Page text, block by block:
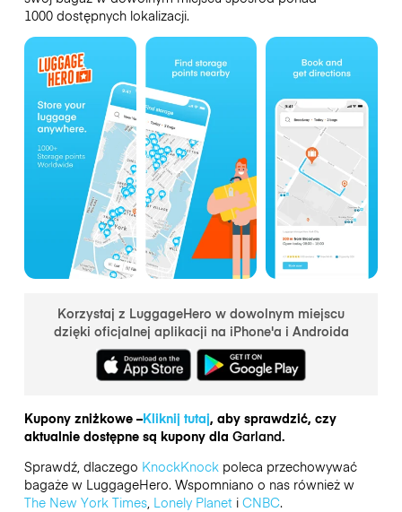
1000 dostępnych lokalizacji.
Korzystaj z LuggageHero w dowolnym miejscu
dzięki oficjalnej aplikacji na iPhone'a i Androida
Kupony zniżkowe –Kliknij tutaj, aby sprawdzić, czy
aktualnie dostępne są kupony dla Garland.
Sprawdź, dlaczego KnockKnockpoleca przechowywać
bagaże w LuggageHero. Wspomniano o nas również w
The New York Times, Lonely Planeti CNBC.